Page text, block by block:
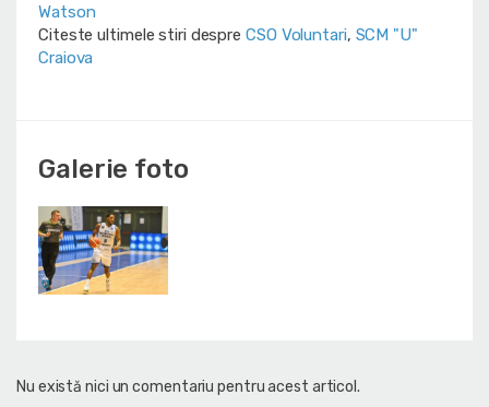
Watson
Citeste ultimele stiri despre CSO Voluntari, SCM "U"
Craiova
Galerie foto
Nu există nici un comentariu pentru acest articol.